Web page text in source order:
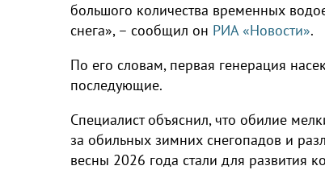
большого количества временных
снега», – сообщил он РИА «Новости».
По его словам, первая генерация
последующие.
Специалист объяснил, что обилие
за обильных зимних снегопадов и
весны 2026 года стали для развития